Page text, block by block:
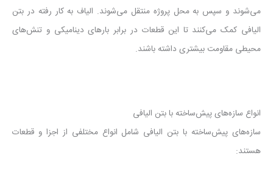
می‌شوند و سپس به محل پروژه منتقل می‌شوند. الیاف به کار رفته در بتن
الیافی کمک می‌کنند تا این قطعات در برابر بارهای دینامیکی و تنش‌های
محیطی مقاومت بیشتری داشته باشند.
انواع سازه‌های پیش‌ساخته با بتن الیافی
سازه‌های پیش‌ساخته با بتن الیافی شامل انواع مختلفی از اجزا و قطعات
هستند: